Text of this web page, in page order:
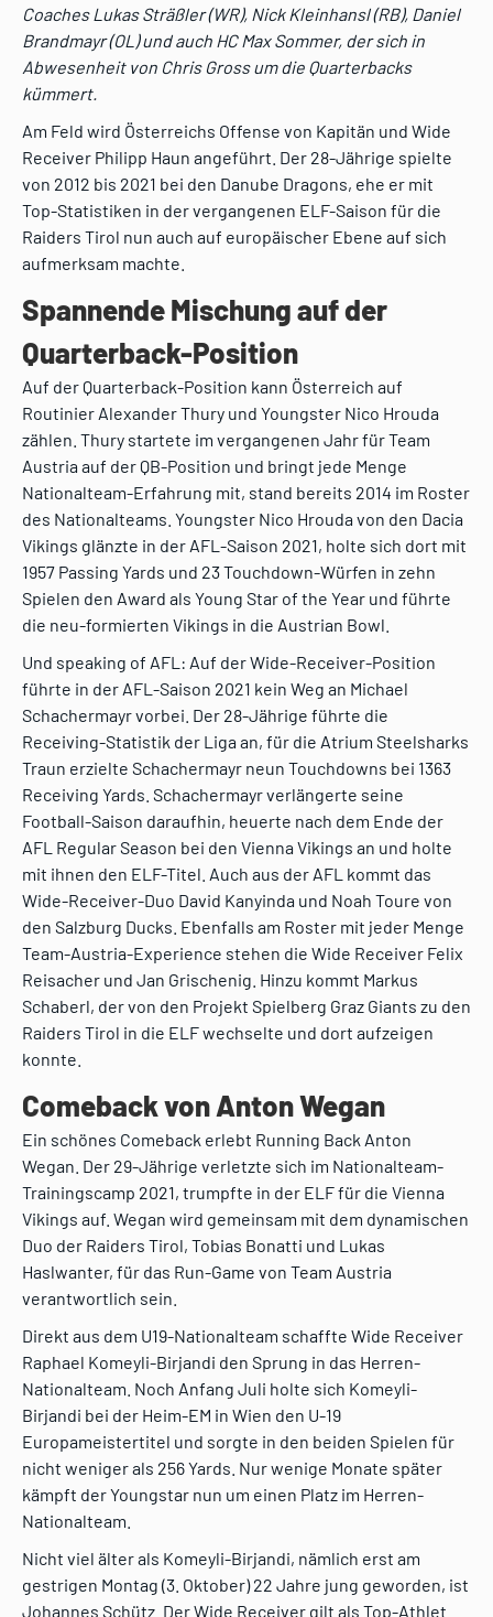
Coaches Lukas Sträßler (WR), Nick Kleinhansl (RB), Daniel
Brandmayr (OL) und auch HC Max Sommer, der sich in
Abwesenheit von Chris Gross um die Quarterbacks
kümmert.
Am Feld wird Österreichs Offense von Kapitän und Wide
Receiver Philipp Haun angeführt. Der 28-Jährige spielte
von 2012 bis 2021 bei den Danube Dragons, ehe er mit
Top-Statistiken in der vergangenen ELF-Saison für die
Raiders Tirol nun auch auf europäischer Ebene auf sich
aufmerksam machte.
Spannende Mischung auf der
Quarterback-Position
Auf der Quarterback-Position kann Österreich auf
Routinier Alexander Thury und Youngster Nico Hrouda
zählen. Thury startete im vergangenen Jahr für Team
Austria auf der QB-Position und bringt jede Menge
Nationalteam-Erfahrung mit, stand bereits 2014 im Roster
des Nationalteams. Youngster Nico Hrouda von den Dacia
Vikings glänzte in der AFL-Saison 2021, holte sich dort mit
1957 Passing Yards und 23 Touchdown-Würfen in zehn
Spielen den Award als Young Star of the Year und führte
die neu-formierten Vikings in die Austrian Bowl.
Und speaking of AFL: Auf der Wide-Receiver-Position
führte in der AFL-Saison 2021 kein Weg an Michael
Schachermayr vorbei. Der 28-Jährige führte die
Receiving-Statistik der Liga an, für die Atrium Steelsharks
Traun erzielte Schachermayr neun Touchdowns bei 1363
Receiving Yards. Schachermayr verlängerte seine
Football-Saison daraufhin, heuerte nach dem Ende der
AFL Regular Season bei den Vienna Vikings an und holte
mit ihnen den ELF-Titel. Auch aus der AFL kommt das
Wide-Receiver-Duo David Kanyinda und Noah Toure von
den Salzburg Ducks. Ebenfalls am Roster mit jeder Menge
Team-Austria-Experience stehen die Wide Receiver Felix
Reisacher und Jan Grischenig. Hinzu kommt Markus
Schaberl, der von den Projekt Spielberg Graz Giants zu den
Raiders Tirol in die ELF wechselte und dort aufzeigen
konnte.
Comeback von Anton Wegan
Ein schönes Comeback erlebt Running Back Anton
Wegan. Der 29-Jährige verletzte sich im Nationalteam-
Trainingscamp 2021, trumpfte in der ELF für die Vienna
Vikings auf. Wegan wird gemeinsam mit dem dynamischen
Duo der Raiders Tirol, Tobias Bonatti und Lukas
Haslwanter, für das Run-Game von Team Austria
verantwortlich sein.
Direkt aus dem U19-Nationalteam schaffte Wide Receiver
Raphael Komeyli-Birjandi den Sprung in das Herren-
Nationalteam. Noch Anfang Juli holte sich Komeyli-
Birjandi bei der Heim-EM in Wien den U-19
Europameistertitel und sorgte in den beiden Spielen für
nicht weniger als 256 Yards. Nur wenige Monate später
kämpft der Youngstar nun um einen Platz im Herren-
Nationalteam.
Nicht viel älter als Komeyli-Birjandi, nämlich erst am
gestrigen Montag (3. Oktober) 22 Jahre jung geworden, ist
Johannes Schütz. Der Wide Receiver gilt als Top-Athlet